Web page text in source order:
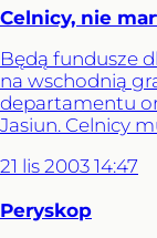
Celnicy, nie
Będą fundusze
na wschodnią
departamentu
Jasiun. Celnicy
21 lis 2003 14:47
Peryskop